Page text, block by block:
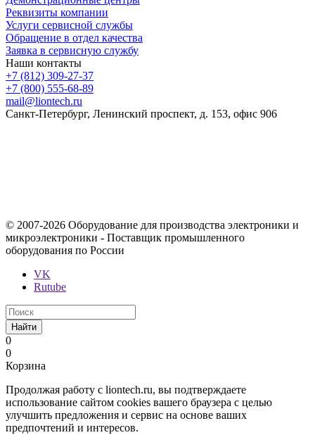
Реквизиты компании
Услуги сервисной службы
Обращение в отдел качества
Заявка в сервисную службу
Наши контакты
+7 (812) 309-27-37
+7 (800) 555-68-89
mail@liontech.ru
Санкт-Петербург, Ленинский проспект, д. 153, офис 906
© 2007-2026 Оборудование для производства электроники и
микроэлектроники - Поставщик промышленного
оборудования по России
VK
Rutube
Найти
0
0
Корзина
Продолжая работу с liontech.ru, вы подтверждаете
использование сайтом cookies вашего браузера с целью
улучшить предложения и сервис на основе ваших
предпочтений и интересов.